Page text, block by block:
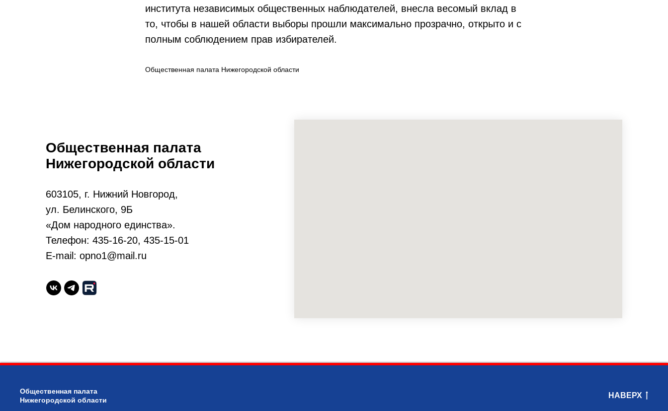
института независимых общественных наблюдателей, внесла весомый вклад в
то, чтобы в нашей области выборы прошли максимально прозрачно, открыто и с
полным соблюдением прав избирателей.
Общественная палата Нижегородской области
Общественная палата
Нижегородской области
603105, г. Нижний Новгород,
ул. Белинского, 9Б
«Дом народного единства».
Телефон: 435-16-20, 435-15-01
E-mail: opno1@mail.ru
Общественная палата
Нижегородской области
НАВЕРХ